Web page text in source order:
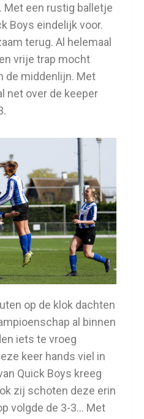
Met een rustig balletje
Boys eindelijk voor.
terug. Al helemaal
vrije trap mocht
de middenlijn. Met
net over de keeper
op de klok dachten
al binnen
iets te vroeg
keer hands viel in
Quick Boys kreeg
zij schoten deze erin
volgde de 3-3… Met